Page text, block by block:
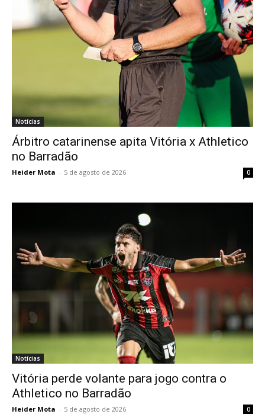
Notícias
Árbitro catarinense apita Vitória x Athletico
no Barradão
Heider Mota - 5 de agosto de 2026 0
Notícias
Vitória perde volante para jogo contra o
Athletico no Barradão
Heider Mota - 5 de agosto de 2026 0